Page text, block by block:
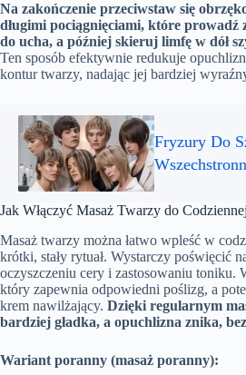
Na zakończenie przeciwstaw się
długimi pociągnięciami, które
do ucha, a później skieruj limfę w dół
Ten sposób efektywnie redukuje
kontur twarzy, nadając jej bardziej
Fryzury Do
Jak Włączyć Masaż Twarzy do
Masaż twarzy można łatwo wpleść w
krótki, stały rytuał. Wystarczy poświęcić
oczyszczeniu cery i zastosowaniu toniku.
który zapewnia odpowiedni poślizg, a
krem nawilżający. Dzięki regularnym
bardziej gładka, a opuchlizna znika,
Wariant poranny (masaż poranny):